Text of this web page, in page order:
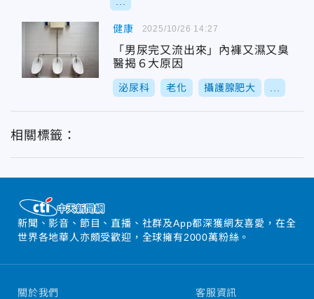
健康
「男尿完又流出來」內褲又濕又臭
醫揭６大原因
泌尿科 老化 攝護腺肥大
2025/10/26 14:27
相關標籤：
新聞、影音、節目、直播、社群及App都深獲網友喜愛，在全
世界各地華人亦頗受歡迎，全球擁有2000萬粉絲。
關於我們 客服資訊